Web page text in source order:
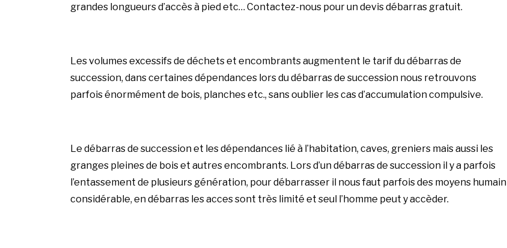
grandes longueurs d’accès à pied etc… Contactez-nous pour un devis débarras gratuit.
Les volumes excessifs de déchets et encombrants augmentent le tarif du débarras de
succession, dans certaines dépendances lors du débarras de succession nous retrouvons
parfois énormément de bois, planches etc., sans oublier les cas d’accumulation compulsive.
Le débarras de succession et les dépendances lié à l’habitation, caves, greniers mais aussi les
granges pleines de bois et autres encombrants. Lors d’un débarras de succession il y a parfois
l’entassement de plusieurs génération, pour débarrasser il nous faut parfois des moyens humain
considérable, en débarras les acces sont très limité et seul l’homme peut y accèder.